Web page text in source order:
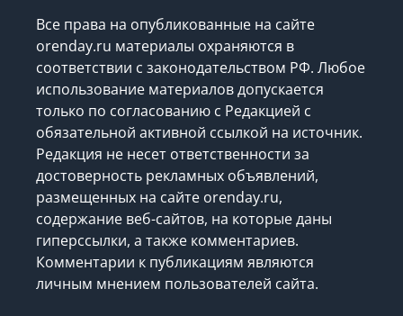
Все права на опубликованные на сайте
orenday.ru материалы охраняются в
соответствии с законодательством РФ. Любое
использование материалов допускается
только по согласованию с Редакцией с
обязательной активной ссылкой на источник.
Редакция не несет ответственности за
достоверность рекламных объявлений,
размещенных на сайте orenday.ru,
содержание веб-сайтов, на которые даны
гиперссылки, а также комментариев.
Комментарии к публикациям являются
личным мнением пользователей сайта.